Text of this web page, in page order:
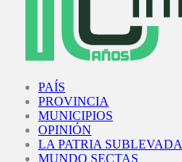
PAÍS
PROVINCIA
MUNICIPIOS
OPINIÓN
LA PATRIA SUBLEVADA
MUNDO SECTAS